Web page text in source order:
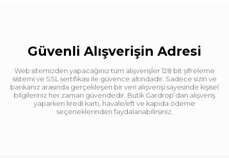
Güvenli Alışverişin Adresi
Web sitemizden yapacağınız tüm alışverişler 128 bit şifreleme
sistemi ve SSL sertifikası ile güvence altındadır. Sadece sizin ve
bankanız arasında gerçekleşen bir veri alışverişi sayesinde kişisel
bilgileriniz her zaman güvendedir. Butik Gardrop’dan alışveriş
yaparken kredi kartı, havale/eft ve kapıda ödeme
seçeneklerinden faydalanabilirsiniz.